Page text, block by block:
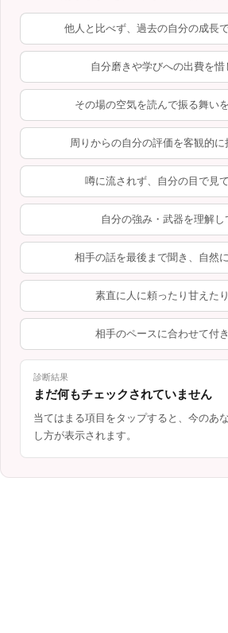
他人と比べず、過去の自分の成長
自分磨きや学びへの出費を惜
その場の空気を読んで振る舞い
周りからの自分の評価を客観的に
噂に流されず、自分の目で見
自分の強み・武器を理解し
相手の話を最後まで聞き、自然
素直に人に頼ったり甘えた
相手のペースに合わせて付
診断結果
まだ何もチェックされていません
当てはまる項目をタップすると、今のあ
し方が表示されます。